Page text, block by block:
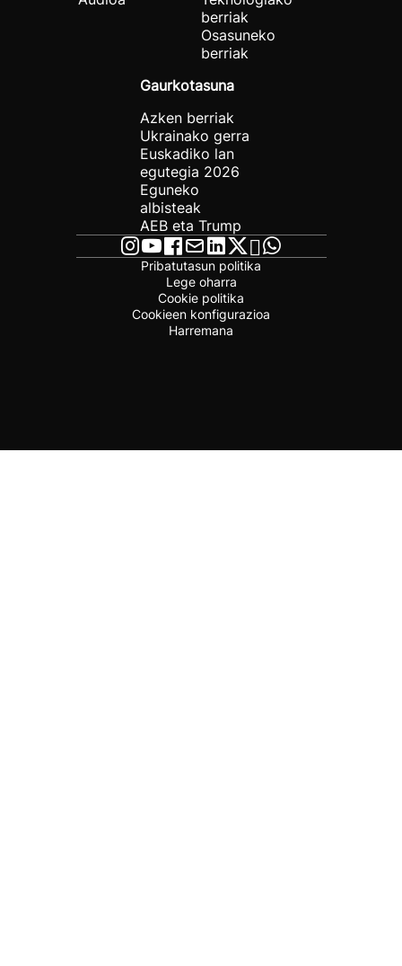
berriak
Osasuneko
berriak
Gaurkotasuna
Azken berriak
Ukrainako gerra
Euskadiko lan
egutegia 2026
Eguneko
albisteak
AEB eta Trump
Pribatutasun politika
Lege oharra
Cookie politika
Cookieen konfigurazioa
Harremana